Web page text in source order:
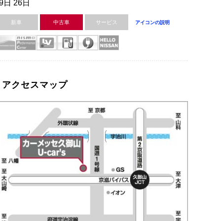
日 26日
新車 中古車 サービス アイコンの説明
アクセスマップ